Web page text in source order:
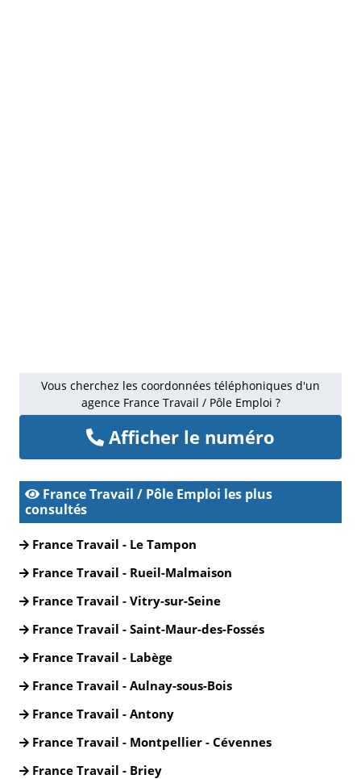
Vous cherchez les coordonnées téléphoniques d'un
agence France Travail / Pôle Emploi ?
Afficher le numéro
France Travail / Pôle Emploi les plus
consultés
France Travail - Le Tampon
France Travail - Rueil-Malmaison
France Travail - Vitry-sur-Seine
France Travail - Saint-Maur-des-Fossés
France Travail - Labège
France Travail - Aulnay-sous-Bois
France Travail - Antony
France Travail - Montpellier - Cévennes
France Travail - Briey